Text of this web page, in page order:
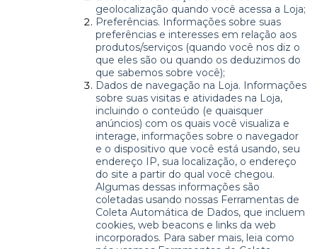
geolocalização quando você acessa a Loja;
Preferências. Informações sobre suas
preferências e interesses em relação aos
produtos/serviços (quando você nos diz o
que eles são ou quando os deduzimos do
que sabemos sobre você);
Dados de navegação na Loja. Informações
sobre suas visitas e atividades na Loja,
incluindo o conteúdo (e quaisquer
anúncios) com os quais você visualiza e
interage, informações sobre o navegador
e o dispositivo que você está usando, seu
endereço IP, sua localização, o endereço
do site a partir do qual você chegou.
Algumas dessas informações são
coletadas usando nossas Ferramentas de
Coleta Automática de Dados, que incluem
cookies, web beacons e links da web
incorporados. Para saber mais, leia como